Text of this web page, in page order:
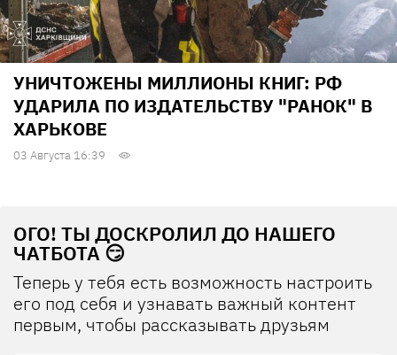
УНИЧТОЖЕНЫ МИЛЛИОНЫ КНИГ: РФ
УДАРИЛА ПО ИЗДАТЕЛЬСТВУ "РАНОК" В
ХАРЬКОВЕ
03 Августа 16:39
ОГО! ТЫ ДОСКРОЛИЛ ДО НАШЕГО
ЧАТБОТА 😏
Теперь у тебя есть возможность настроить
его под себя и узнавать важный контент
первым, чтобы рассказывать друзьям